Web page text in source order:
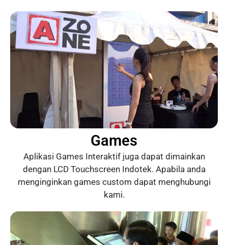
Games
Aplikasi Games Interaktif juga dapat dimainkan
dengan LCD Touchscreen Indotek. Apabila anda
menginginkan games custom dapat menghubungi
kami.